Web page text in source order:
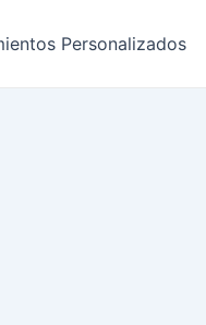
Personalizados